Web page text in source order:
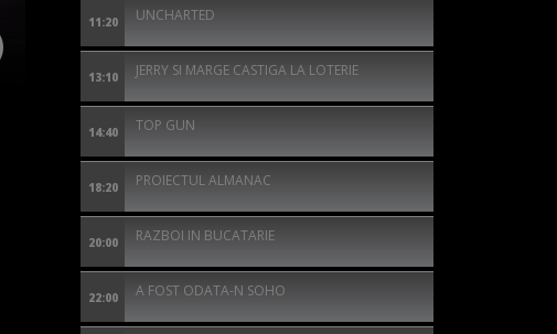
11:20 UNCHARTED
13:10 JERRY SI MARGE CASTIGA LA LOTERIE
14:40 TOP GUN
18:20 PROIECTUL ALMANAC
20:00 RAZBOI IN BUCATARIE
22:00 A FOST ODATA-N SOHO